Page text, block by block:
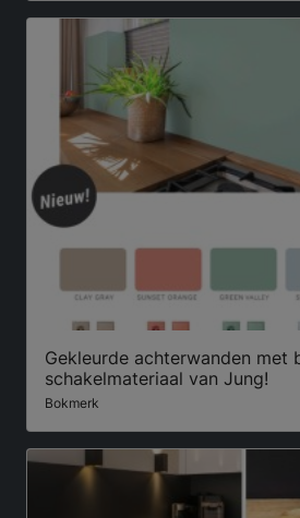
Gekleurde achterwanden met
schakelmateriaal van Jung!
Bokmerk